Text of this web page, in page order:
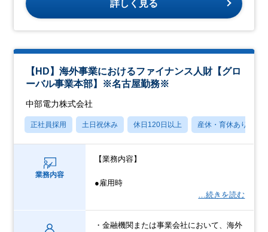
詳しく見る
【HD】海外事業におけるファイナンス人財【グロ
ーバル事業本部】※名古屋勤務※
中部電力株式会社
正社員採用 土日祝休み 休日120日以上 産休・育休あり
業務内容
【業務内容】
●雇用時
…続きを読む
・金融機関または事業会社において、海外